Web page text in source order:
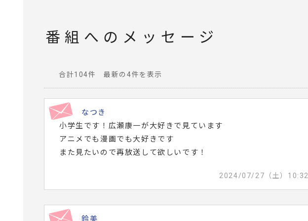
番組へのメッセージ
組
へ
寄
メ
ッ
セ
合計104件 最新の4件を表示
なつき
小学生です！広瀬康一が大好きで見ています
アニメでも漫画でも大好きです
また見たいので再放送して欲しいです！
2024/07/27（土）10:32
鈴美